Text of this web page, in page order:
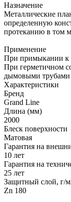
Назначение
Металлические
определенную
протеканию в том
Применение
При примыкании к
При герметичном
дымовыми трубами
Характеристики
Бренд
Grand Line
Длина (мм)
2000
Блеск поверхности
Матовая
Гарантия на
10 лет
Гарантия на
25 лет
Защитный слой, г/
Zn 180